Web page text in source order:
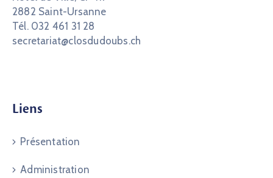
2882 Saint-Ursanne
Tél. 032 461 31 28
secretariat@closdudoubs.ch
Liens
Présentation
Administration